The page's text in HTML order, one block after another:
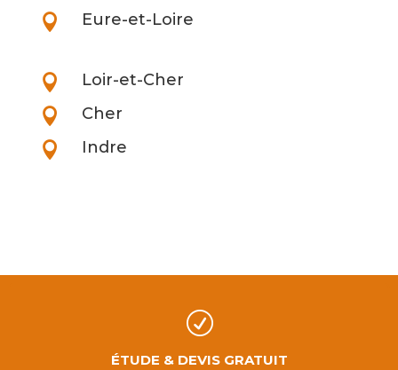
 Eure-et-Loire
 Loir-et-Cher
 Cher
 Indre
R
ÉTUDE & DEVIS GRATUIT